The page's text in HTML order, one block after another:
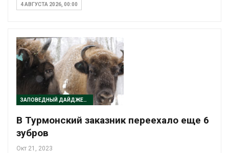
4 АВГУСТА 2026, 00:00
ЗАПОВЕДНЫЙ ДАЙДЖЕСТ
В Турмонский заказник переехало еще 6
зубров
Окт 21, 2023